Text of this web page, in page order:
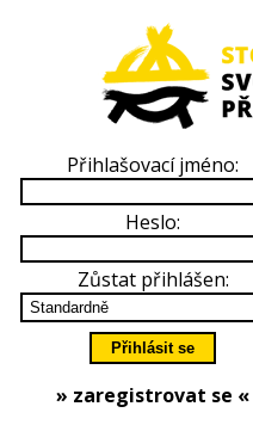
Přihlašovací jméno:
Heslo:
Zůstat přihlášen:
» zaregistrovat se «